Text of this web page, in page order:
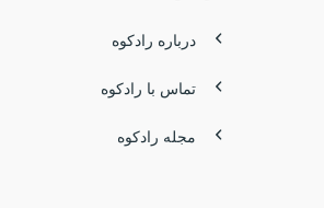
درباره رادکوه
تماس با رادکوه
مجله رادکوه